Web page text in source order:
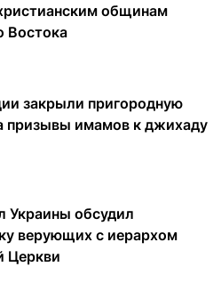
общинам
Востока
закрыли пригородную
призывы имамов к джихаду
Украины обсудил
верующих с иерархом
Церкви